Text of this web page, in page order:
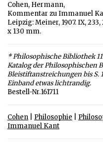
Cohen, Hermann,
Kommentar zu Immanuel
Leipzig: Meiner, 1907. IX,
x 130 mm.
* Philosophische Bibliothek
Katalog der Philosophischen
Bleistiftanstreichungen bis S.
Einband etwas lichtrandig.
Bestell-Nr.161711
Cohen Philosophie
Immanuel Kant